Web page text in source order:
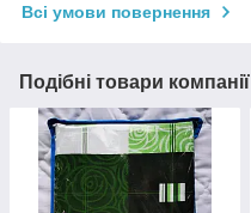
Всі умови повернення
Подібні товари компанії